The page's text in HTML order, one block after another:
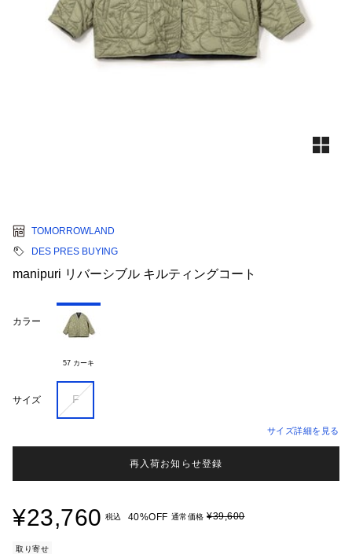
TOMORROWLAND
DES PRES BUYING
manipuri リバーシブル キルティングコート
カラー
57 カーキ
サイズ F
サイズ詳細を見る
再入荷お知らせ登録
¥23,760 税込 40%OFF 通常価格 ¥39,600
取り寄せ